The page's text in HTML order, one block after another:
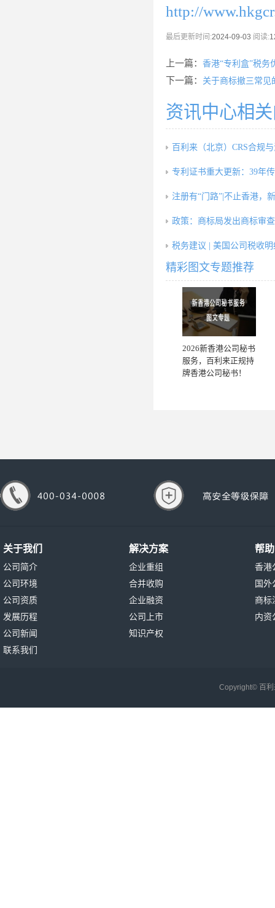
http://
最后更新时间:2024-09-03 阅读:
上一篇： 香港“专利盒”税务
下一篇： 关于商标撤三常见
资讯中心相
百利来（北京）CRS合规
专利证书重大更新：39年
注册有“门路”|不止香港，
政策：商标局发出商标审
税务建议 | 美国公司税收明
精彩图文专题推荐
2026新香港公司秘书
服务，百利来正规持
牌香港公司秘书！
关于我们
公司简介
公司环境
公司资质
发展历程
公司新闻
联系我们
解决方案
企业重组
合并收购
企业融资
公司上市
知识产权
帮
香港
国外
商标
内资
Copyright© 百